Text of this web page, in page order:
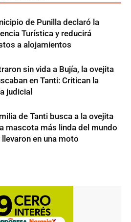
de Punilla declaró la
Turística y reducirá
a alojamientos
sin vida a Bujía, la ovejita
en Tanti: Critican la
judicial
de Tanti busca a la ovejita
mascota más linda del mundo
llevaron en una moto